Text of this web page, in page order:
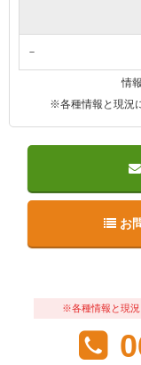
－
情
※各種情報と現況
お
※各種情報と現況